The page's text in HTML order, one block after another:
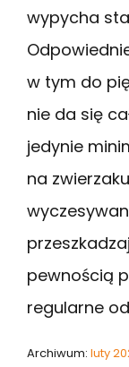
wypycha
w tym do
nie da się
jedynie
na
pewnością
regularne
Archiwum: luty